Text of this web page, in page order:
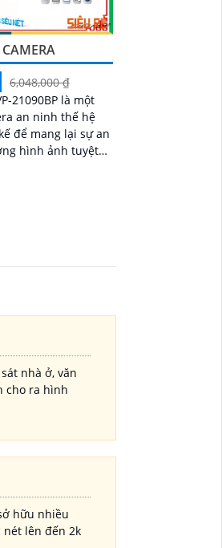
6,048,000 ₫
21090BP là một
an ninh thế hệ
để mang lại sự an
hình ảnh tuyệt
nhà ở, văn
cho ra hình
hữu nhiều
nét lên đến 2k